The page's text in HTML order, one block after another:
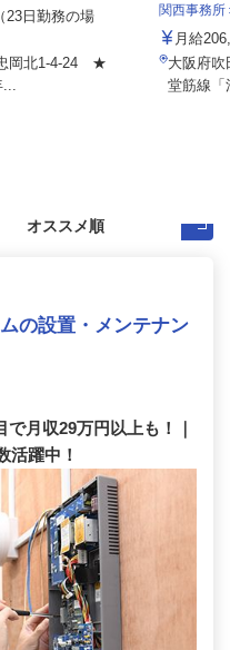
23日勤務の場
岡北1-4-24 ★
関西事務所
月給
大阪府吹
堂筋線「
の設置・メンテナン
月収29万円以上も！｜
活躍中！